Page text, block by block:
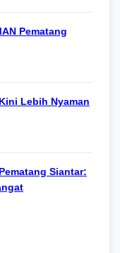
Pematang
Lebih Nyaman
Siantar: